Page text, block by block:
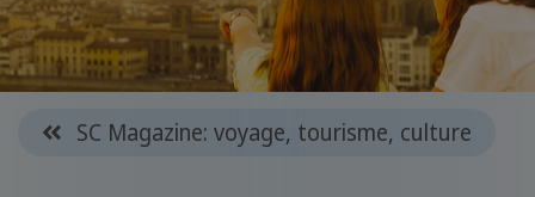
SC Magazine: voyage, tourisme, culture